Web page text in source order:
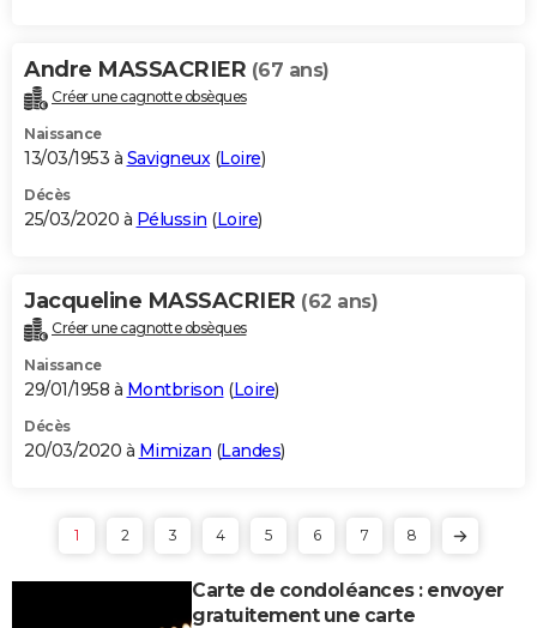
Andre MASSACRIER (67 ans)
Créer une cagnotte obsèques
Naissance
13/03/1953 à Savigneux(Loire)
Décès
25/03/2020 à Pélussin (Loire)
Jacqueline MASSACRIER (62 ans)
Créer une cagnotte obsèques
Naissance
29/01/1958 à Montbrison (Loire)
Décès
20/03/2020 à Mimizan (Landes)
1 2 3 4 5 6 7 8
Carte de condoléances : envoyer
gratuitement une carte